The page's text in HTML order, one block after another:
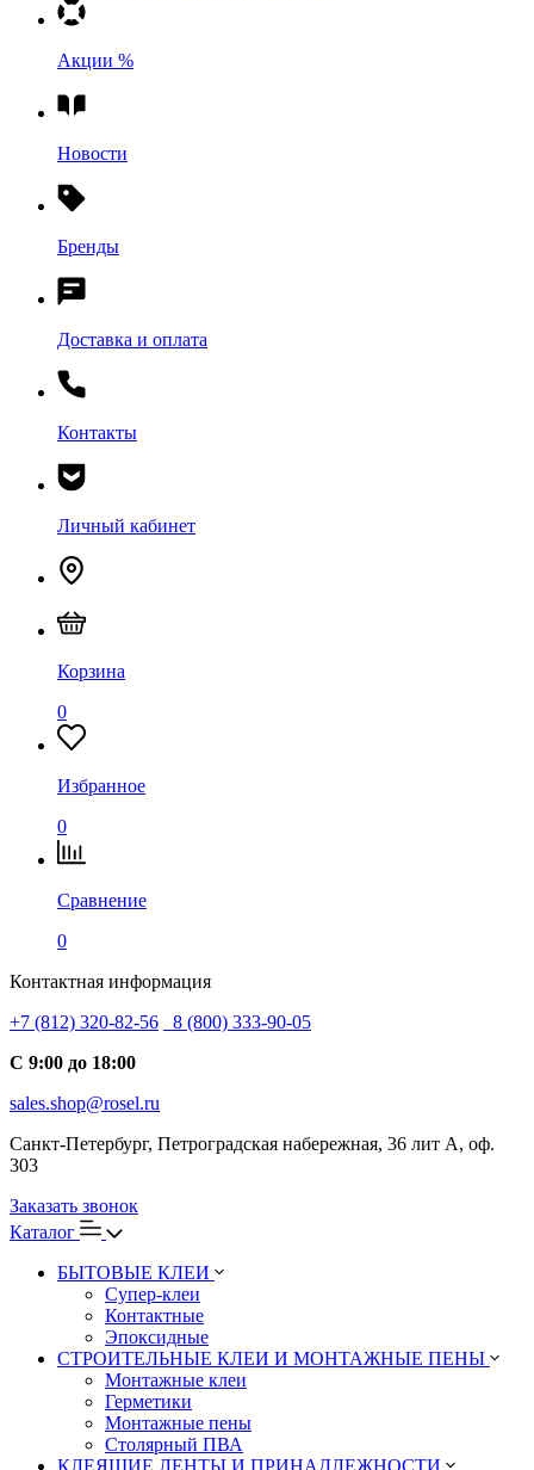
Акции %
Новости
Бренды
Доставка и оплата
Контакты
Личный кабинет
Корзина
0
Избранное
0
Сравнение
0
Контактная информация
+7 (812) 320-82-56
8 (800) 333-90-05
С 9:00 до 18:00
sales.shop@rosel.ru
Санкт-Петербург, Петроградская набережная, 36 лит А, оф.
303
Заказать звонок
Каталог
БЫТОВЫЕ КЛЕИ
Супер-клеи
Контактные
Эпоксидные
СТРОИТЕЛЬНЫЕ КЛЕИ И МОНТАЖНЫЕ ПЕНЫ
Монтажные клеи
Герметики
Монтажные пены
Столярный ПВА